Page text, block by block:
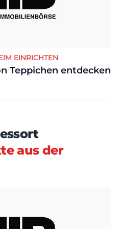
EINRICHTEN
Teppichen entdecken
aus der